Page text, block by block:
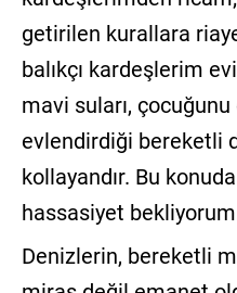
getirilen kurallara
balıkçı kardeşlerim
mavi suları, çocuğunu
evlendirdiği bereketli
kollayandır. Bu
hassasiyet
Denizlerin, bereketli